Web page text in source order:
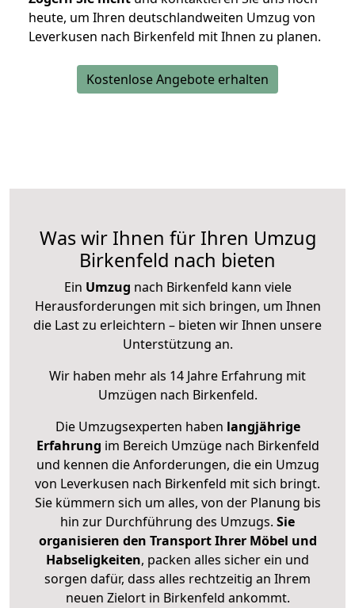
heute, um Ihren deutschlandweiten Umzug von
Leverkusen nach Birkenfeld mit Ihnen zu planen.
Kostenlose Angebote erhalten
Was wir Ihnen für Ihren Umzug
Birkenfeld nach bieten
Ein Umzug nach Birkenfeld kann viele
Herausforderungen mit sich bringen, um Ihnen
die Last zu erleichtern – bieten wir Ihnen unsere
Unterstützung an.
Wir haben mehr als 14 Jahre Erfahrung mit
Umzügen nach Birkenfeld.
Die Umzugsexperten haben langjährige
Erfahrung im Bereich Umzüge nach Birkenfeld
und kennen die Anforderungen, die ein Umzug
von Leverkusen nach Birkenfeld mit sich bringt.
Sie kümmern sich um alles, von der Planung bis
hin zur Durchführung des Umzugs. Sie
organisieren den Transport Ihrer Möbel und
Habseligkeiten, packen alles sicher ein und
sorgen dafür, dass alles rechtzeitig an Ihrem
neuen Zielort in Birkenfeld ankommt.